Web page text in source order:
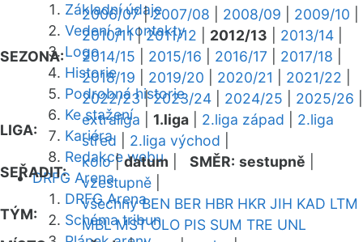
Základní údaje
Vedení a kontakty
Logo
Historie
Podrobná historie
Ke stažení
Kariéra
Redakce webu
DRFG Arena
DRFG Arena
Schéma tribun
SEZONA:
2006/07|2007/08 2008/09 2009/10
2010/11|2011/12 2012/13 2013/14
2014/15
2015/16 2016/17 2017/18
2018/19
2019/20 2020/21 2021/22
2022/23|2023/24 2024/25 2025/26
LIGA:
extraliga 1.liga 2.liga západ
2.liga
střed
2.liga východ
SEŘADIT:
kolo|datum SMĚR: sestupně
vzestupně
TÝM:
všechny BEN BER HBR HKR JIH KAD LTM
MBL MST OLO PIS SUM TRE UNL